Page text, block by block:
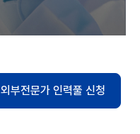
외부전문가 인력풀 신청